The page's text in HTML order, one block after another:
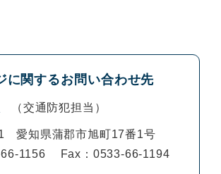
に関するお問い合わせ先
交通防犯担当
愛知県蒲郡市旭町17番1号
1156
Fax：0533-66-1194